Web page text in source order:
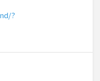
?